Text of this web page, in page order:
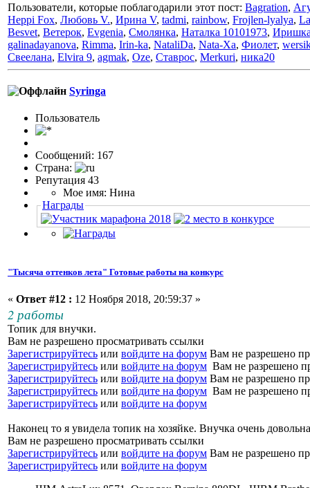
Пользователи, которые поблагодарили этот пост: Bagration,
Heppi Fox, Любовь V., Ирина V, tadmi, rainbow, Frojlen-lyalya,
Besvet, Ветерок, Evgenia, Смолянка, Наталка 10101973,
galinadayanova, Rimma, Irin-ka, NataliDa, Nata-Xa, Фиолет,
Свеелана, Elvira 9, agmak, Oze, Ставрос, Merkuri, ника20
Syringa
Пользовaтeль
Сообщений: 167
Страна:
Репутация 43
Мое имя: Нина
Награды
"Тысяча оттенков лета" Готовые работы на конкурс
« Ответ #12 : 12 Ноября 2018, 20:59:37 »
2 работы
Топик для внучки.
Вам не разрешено просматривать ссылки
Зарегистрируйтесь или войдите на форум Вам не разрешено
Зарегистрируйтесь или войдите на форум Вам не разрешено
Зарегистрируйтесь или войдите на форум Вам не разрешено
Зарегистрируйтесь или войдите на форум Вам не разрешено
Зарегистрируйтесь или войдите на форум
Наконец то я увидела топик на хозяйке. Внучка очень
Вам не разрешено просматривать ссылки
Зарегистрируйтесь или войдите на форум Вам не разрешено
Зарегистрируйтесь или войдите на форум